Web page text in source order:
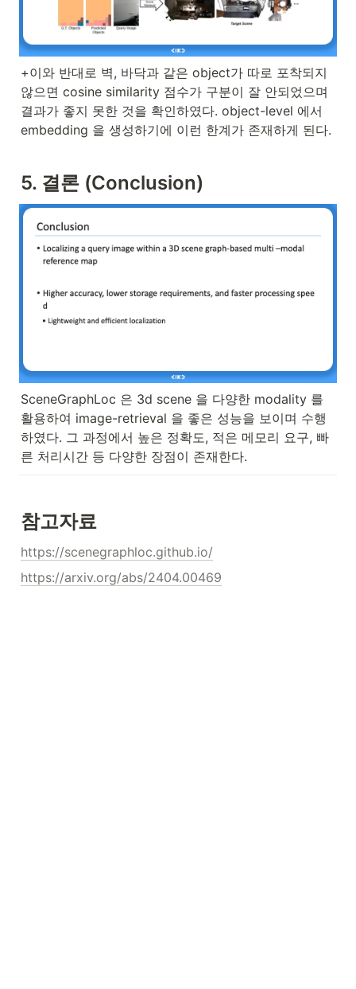
+이와 반대로 벽, 바닥과 같은 object가 따로 포착되지
않으면 cosine similarity 점수가 구분이 잘 안되었으며
결과가 좋지 못한 것을 확인하였다. object-level 에서
embedding 을 생성하기에 이런 한계가 존재하게 된다.
5. 결론 (Conclusion)
SceneGraphLoc 은 3d scene 을 다양한 modality 를
활용하여 image-retrieval 을 좋은 성능을 보이며 수행
하였다. 그 과정에서 높은 정확도, 적은 메모리 요구, 빠
른 처리시간 등 다양한 장점이 존재한다.
참고자료
https://scenegraphloc.github.io/
https://arxiv.org/abs/2404.00469